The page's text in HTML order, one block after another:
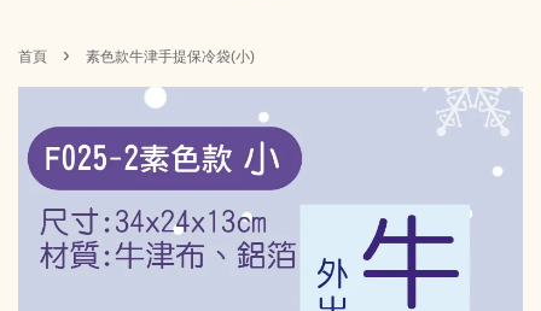
首頁 › 素色款牛津手提保冷袋(小)